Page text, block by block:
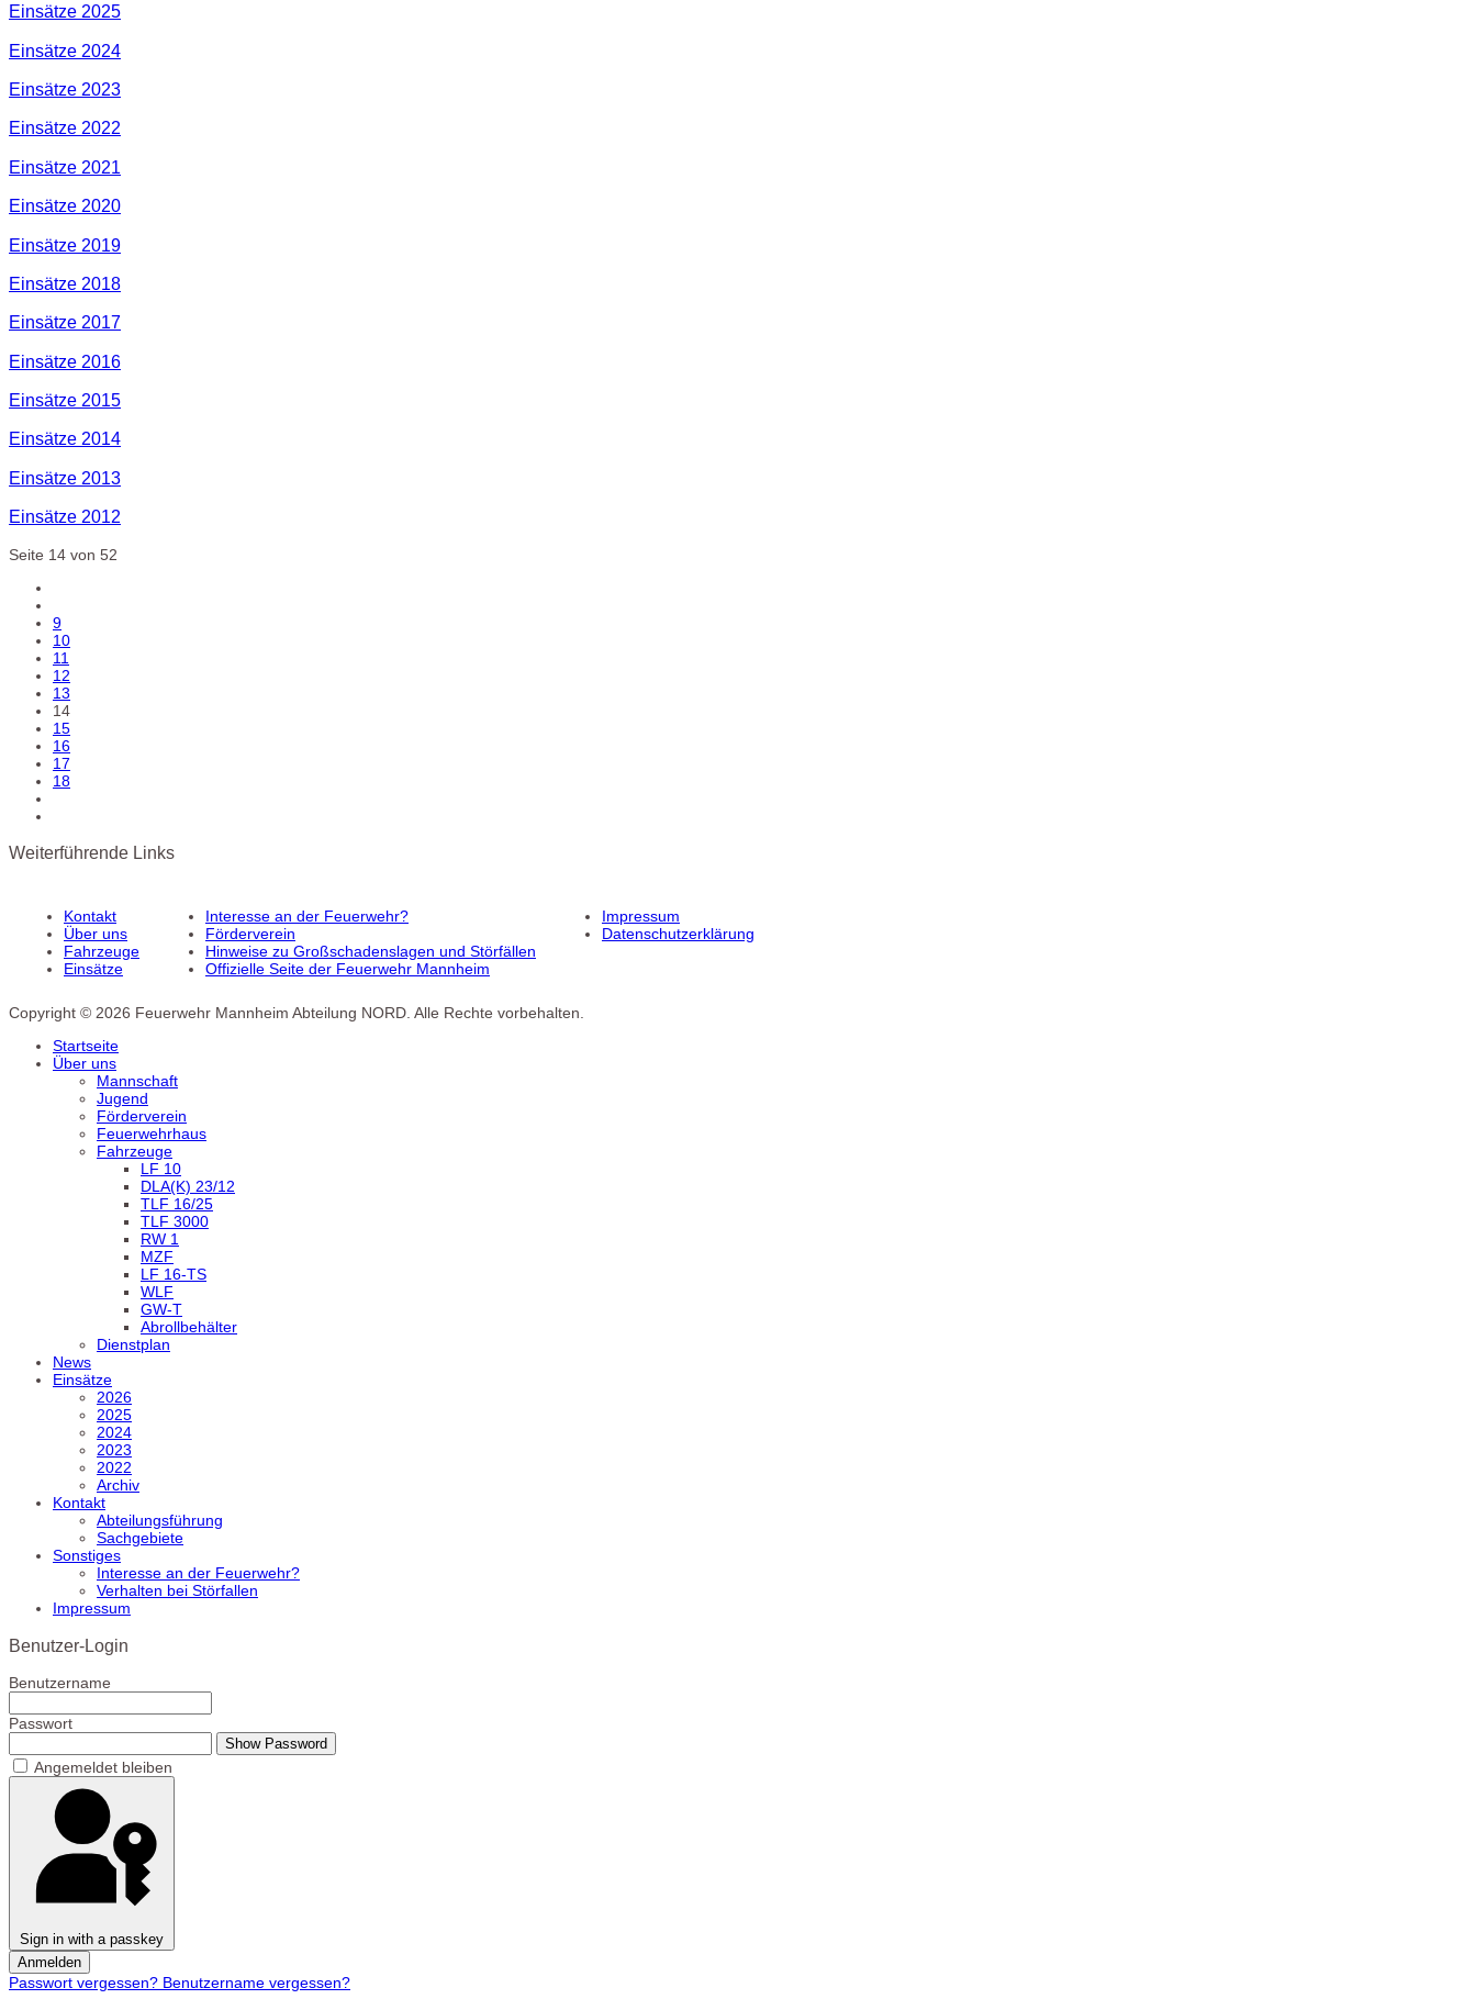
Einsätze 2025
Einsätze 2024
Einsätze 2023
Einsätze 2022
Einsätze 2021
Einsätze 2020
Einsätze 2019
Einsätze 2018
Einsätze 2017
Einsätze 2016
Einsätze 2015
Einsätze 2014
Einsätze 2013
Einsätze 2012
Seite 14 von 52
9
10
11
12
13
14
15
16
17
18
Weiterführende Links
Kontakt
Über uns
Fahrzeuge
Einsätze
Interesse an der Feuerwehr?
Förderverein
Hinweise zu Großschadenslagen und Störfällen
Offizielle Seite der Feuerwehr Mannheim
Impressum
Datenschutzerklärung
Copyright © 2026 Feuerwehr Mannheim Abteilung NORD. Alle Rechte vorbehalten.
Startseite
Über uns
Mannschaft
Jugend
Förderverein
Feuerwehrhaus
Fahrzeuge
LF 10
DLA(K) 23/12
TLF 16/25
TLF 3000
RW 1
MZF
LF 16-TS
WLF
GW-T
Abrollbehälter
Dienstplan
News
Einsätze
2026
2025
2024
2023
2022
Archiv
Kontakt
Abteilungsführung
Sachgebiete
Sonstiges
Interesse an der Feuerwehr?
Verhalten bei Störfallen
Impressum
Benutzer-Login
Benutzername
Passwort
Show Password
Angemeldet bleiben
Sign in with a passkey
Anmelden
Passwort vergessen? Benutzername vergessen?